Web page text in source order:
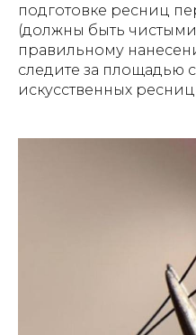
подготовке ресниц
(должны быть
правильному
следите за площадью
искусственных